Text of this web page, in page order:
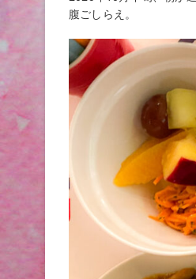
腹ごしらえ。